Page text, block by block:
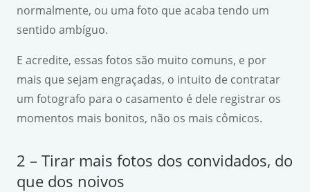
normalmente, ou uma foto que acaba tendo um
sentido ambíguo.
E acredite, essas fotos são muito comuns, e por
mais que sejam engraçadas, o intuito de contratar
um fotografo para o casamento é dele registrar os
momentos mais bonitos, não os mais cômicos.
2 – Tirar mais fotos dos convidados, do
que dos noivos